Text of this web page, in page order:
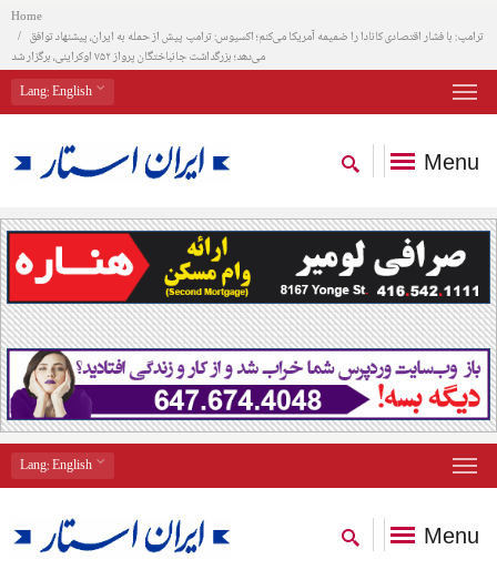
Home
ترامپ: با فشار اقتصادی کانادا را ضمیمه آمریکا می‌کنم؛ اکسیوس: ترامپ پیش از حمله به ایران، پیشنهاد توافق
می‌دهد؛ بزرگداشت جانباختگان پرواز ۷۵۲ اوکراینی، برگزار شد
Lang: English
Menu
Lang: English
Menu